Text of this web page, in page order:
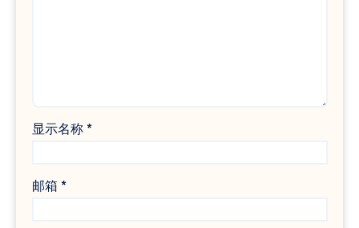
显示名称 *
邮箱 *